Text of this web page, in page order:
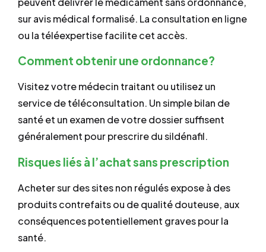
sur avis médical formalisé. La consultation en ligne
ou la téléexpertise facilite cet accès.
Comment obtenir une ordonnance?
Visitez votre médecin traitant ou utilisez un
service de téléconsultation. Un simple bilan de
santé et un examen de votre dossier suffisent
généralement pour prescrire du sildénafil.
Risques liés à l’achat sans prescription
Acheter sur des sites non régulés expose à des
produits contrefaits ou de qualité douteuse, aux
conséquences potentiellement graves pour la
santé.